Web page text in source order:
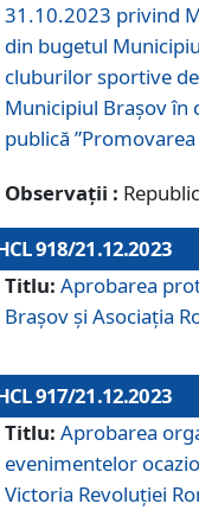
31.10.2023 privind
din bugetul
cluburilor sportive
Municipiul Brașov în
publică
Observații :
918/21.12.2023
Titlu: Aprobarea
Brașov și Asociația
917/21.12.2023
Titlu: Aprobarea
evenimentelor
Victoria Revoluţiei